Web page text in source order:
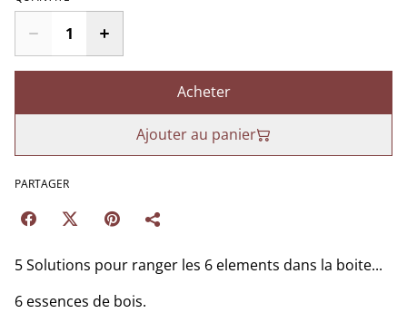
Acheter
Ajouter au panier
PARTAGER
5 Solutions pour ranger les 6 elements dans la boite...
6 essences de bois.